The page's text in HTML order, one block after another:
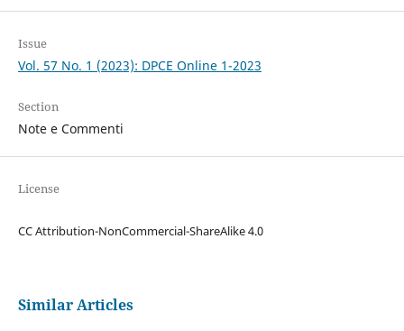
Issue
Vol. 57 No. 1 (2023): DPCE Online 1-2023
Section
Note e Commenti
License
CC Attribution-NonCommercial-ShareAlike 4.0
Similar Articles